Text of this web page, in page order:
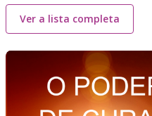
Ver a lista completa